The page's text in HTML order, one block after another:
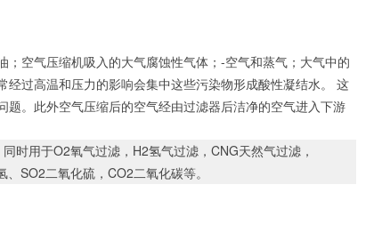
空气压缩机吸入的大气腐蚀性气体； -空气和蒸气；大气中的
过高温和压力的影响会集中这些污染物形成酸性凝结水。 这
。此外空气压缩后的空气经由过滤器后洁净的空气进入下游
时用于O2氧气过滤，H2氢气过滤，CNG天然气过滤，
SO2二氧化硫，CO2二氧化碳等。